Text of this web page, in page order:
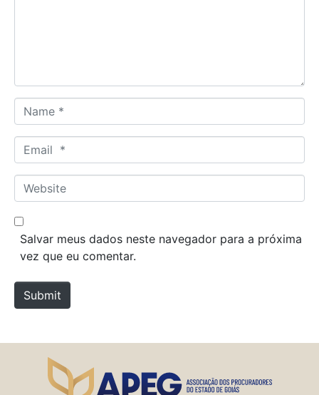
a
m
*
m
a
*
W
e
b
e
Salvar meus dados neste navegador para a próxima
vez que eu comentar.
Submit